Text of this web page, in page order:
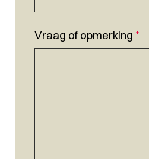
Vraag of opmerking *